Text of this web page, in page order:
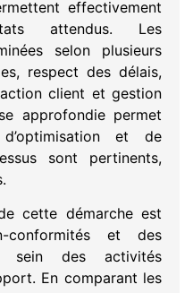
effectivement
attendus. Les
selon plusieurs
respect des délais,
client et gestion
approfondie permet
et de
sont pertinents,
cette démarche est
conformités et des
sein des activités
En comparant les